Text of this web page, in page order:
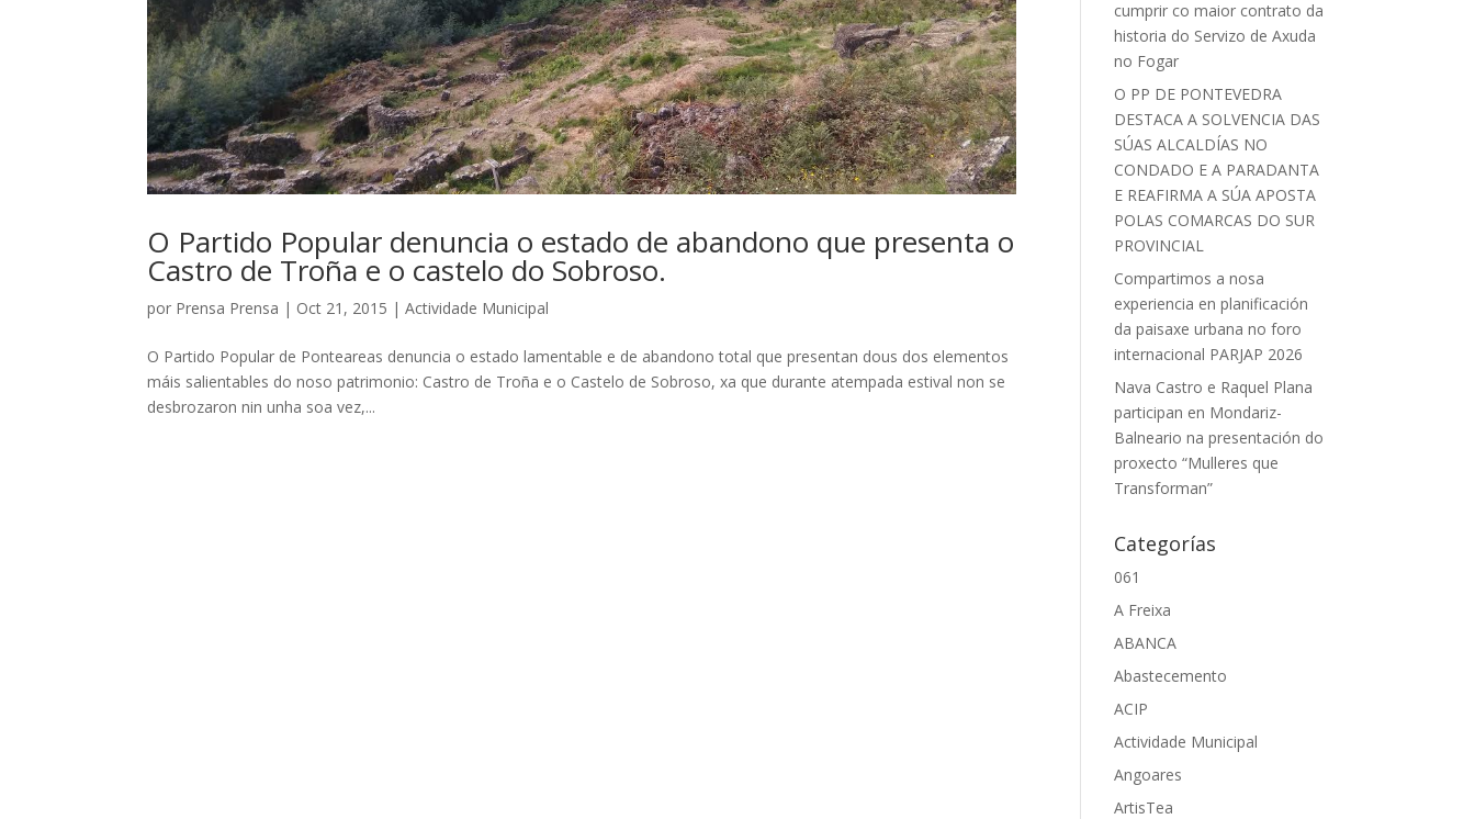
O Partido Popular denuncia o estado de abandono que presenta o
Castro de Troña e o castelo do Sobroso.
por Prensa Prensa | Oct 21, 2015 |Actividade Municipal
O Partido Popular de Ponteareas denuncia o estado lamentable e de abandono total que presentan dous dos elementos
máis salientables do noso patrimonio: Castro de Troña e o Castelo de Sobroso, xa que durante atempada estival non se
desbrozaron nin unha soa vez,...
cumprir co maior contrato da
historia do Servizo de Axuda
no Fogar
O PP DE PONTEVEDRA
DESTACA A SOLVENCIA DAS
SÚAS ALCALDÍAS NO
CONDADO E A PARADANTA
E REAFIRMA A SÚA APOSTA
POLAS COMARCAS DO SUR
PROVINCIAL
Compartimos a nosa
experiencia en planificación
da paisaxe urbana no foro
internacional PARJAP 2026
Nava Castro e Raquel Plana
participan en Mondariz-
Balneario na presentación do
proxecto “Mulleres que
Transforman”
Categorías
061
A Freixa
ABANCA
Abastecemento
ACIP
Actividade Municipal
Angoares
ArtisTea